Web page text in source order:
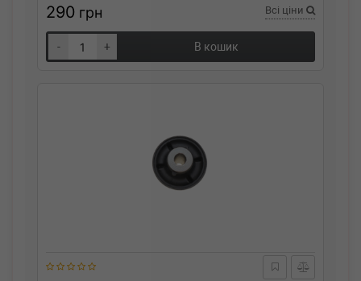
290 грн Всі ціни
- + В кошик